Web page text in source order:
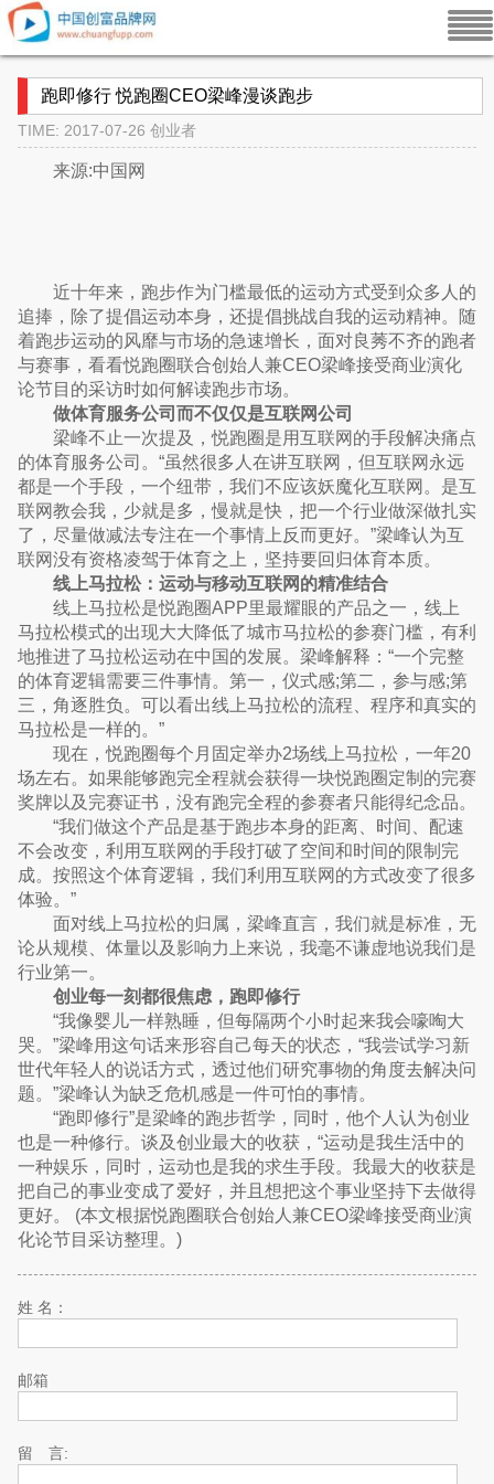
跑即修行 悦跑圈CEO梁峰漫谈跑步
TIME: 2017-07-26 创业者
来源:中国网
近十年来，跑步作为门槛最低的运动方式受到众多人的
追捧，除了提倡运动本身，还提倡挑战自我的运动精神。随
着跑步运动的风靡与市场的急速增长，面对良莠不齐的跑者
与赛事，看看悦跑圈联合创始人兼CEO梁峰接受商业演化
论节目的采访时如何解读跑步市场。
做体育服务公司而不仅仅是互联网公司
梁峰不止一次提及，悦跑圈是用互联网的手段解决痛点
的体育服务公司。“虽然很多人在讲互联网，但互联网永远
都是一个手段，一个纽带，我们不应该妖魔化互联网。是互
联网教会我，少就是多，慢就是快，把一个行业做深做扎实
了，尽量做减法专注在一个事情上反而更好。”梁峰认为互
联网没有资格凌驾于体育之上，坚持要回归体育本质。
线上马拉松：运动与移动互联网的精准结合
线上马拉松是悦跑圈APP里最耀眼的产品之一，线上
马拉松模式的出现大大降低了城市马拉松的参赛门槛，有利
地推进了马拉松运动在中国的发展。梁峰解释：“一个完整
的体育逻辑需要三件事情。第一，仪式感;第二，参与感;第
三，角逐胜负。可以看出线上马拉松的流程、程序和真实的
马拉松是一样的。”
现在，悦跑圈每个月固定举办2场线上马拉松，一年20
场左右。如果能够跑完全程就会获得一块悦跑圈定制的完赛
奖牌以及完赛证书，没有跑完全程的参赛者只能得纪念品。
“我们做这个产品是基于跑步本身的距离、时间、配速
不会改变，利用互联网的手段打破了空间和时间的限制完
成。按照这个体育逻辑，我们利用互联网的方式改变了很多
体验。”
面对线上马拉松的归属，梁峰直言，我们就是标准，无
论从规模、体量以及影响力上来说，我毫不谦虚地说我们是
行业第一。
创业每一刻都很焦虑，跑即修行
“我像婴儿一样熟睡，但每隔两个小时起来我会嚎啕大
哭。”梁峰用这句话来形容自己每天的状态，“我尝试学习新
世代年轻人的说话方式，透过他们研究事物的角度去解决问
题。”梁峰认为缺乏危机感是一件可怕的事情。
“跑即修行”是梁峰的跑步哲学，同时，他个人认为创业
也是一种修行。谈及创业最大的收获，“运动是我生活中的
一种娱乐，同时，运动也是我的求生手段。我最大的收获是
把自己的事业变成了爱好，并且想把这个事业坚持下去做得
更好。 (本文根据悦跑圈联合创始人兼CEO梁峰接受商业演
化论节目采访整理。)
姓 名：
邮箱
留 言: